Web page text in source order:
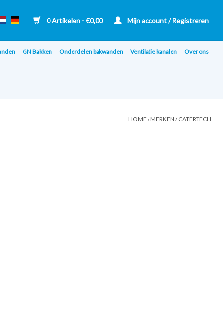
0 Artikelen - €0,00 Mijn account / Registreren
GN Bakken Onderdelen bakwanden Ventilatie kanalen Over ons
HOME /MERKEN /CATERTECH